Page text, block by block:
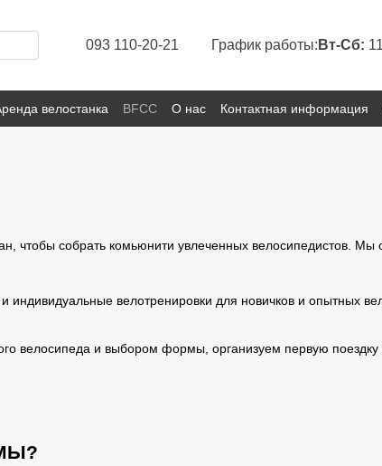
093 110-20-21 График работы: Вт-Сб:
велостанка BFCC О нас Контактная информация
чтобы собрать комьюнити увлеченных велосипедистов.
индивидуальные велотренировки для новичков и опытных
велосипеда и выбором формы, организуем первую